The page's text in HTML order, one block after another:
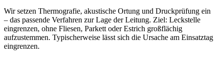
Wir setzen Thermografie, akustische Ortung und Druckprüfung ein
– das passende Verfahren zur Lage der Leitung. Ziel: Leckstelle
eingrenzen, ohne Fliesen, Parkett oder Estrich großflächig
aufzustemmen. Typischerweise lässt sich die Ursache am Einsatztag
eingrenzen.